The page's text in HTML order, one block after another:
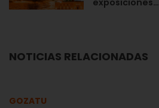
exposiciones…
NOTICIAS RELACIONADAS
GOZATU